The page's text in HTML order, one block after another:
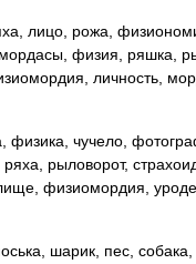
лицо, рожа,
физия, ряшка,
личность,
чучело,
рыловорот,
физиомордия,
шарик, пес, собака,